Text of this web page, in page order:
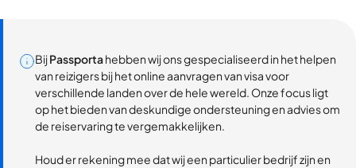
BijPassportahebben wij ons gespecialiseerd in het helpen
van reizigers bij het online aanvragen van visa voor
verschillende landen over de hele wereld. Onze focus ligt
op het bieden van deskundige ondersteuning en advies om
de reiservaring te vergemakkelijken.
Houd er rekening mee dat wij een particulier bedrijf zijn en